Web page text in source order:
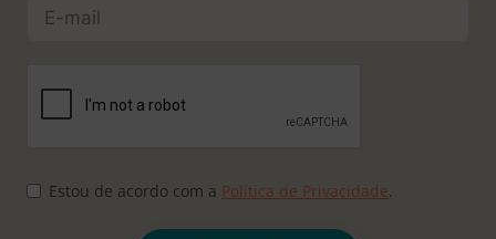
Estou de acordo com a Política de Privacidade.